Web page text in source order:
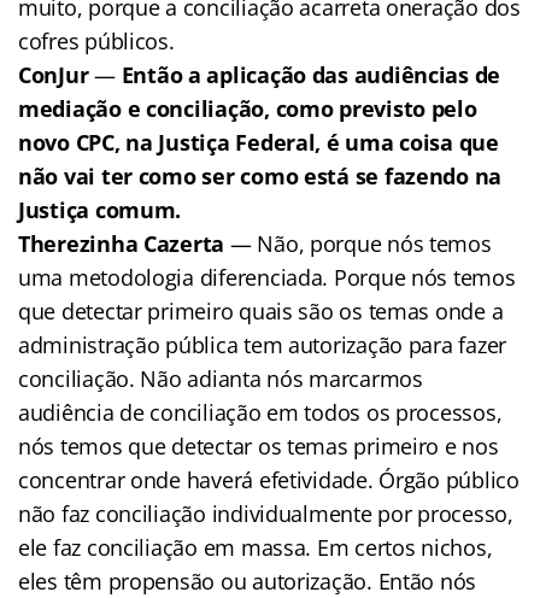
muito, porque a conciliação acarreta oneração dos
cofres públicos.
ConJur—Então a aplicação das audiências de
mediação e conciliação, como previsto pelo
novo CPC, na Justiça Federal, é uma coisa que
não vai ter como ser como está se fazendo na
Justiça comum.
Therezinha Cazerta — Não, porque nós temos
uma metodologia diferenciada. Porque nós temos
que detectar primeiro quais são os temas onde a
administração pública tem autorização para fazer
conciliação. Não adianta nós marcarmos
audiência de conciliação em todos os processos,
nós temos que detectar os temas primeiro e nos
concentrar onde haverá efetividade. Órgão público
não faz conciliação individualmente por processo,
ele faz conciliação em massa. Em certos nichos,
eles têm propensão ou autorização. Então nós